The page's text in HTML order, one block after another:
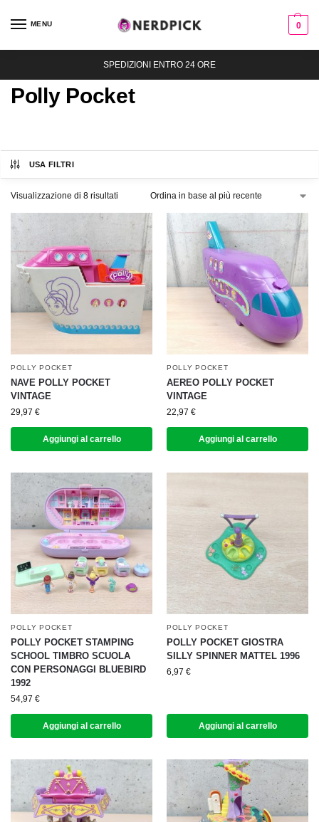
MENU 0
SPEDIZIONI ENTRO 24 ORE
Polly Pocket
USA FILTRI
Visualizzazione di 8 risultati
POLLY POCKET
NAVE POLLY POCKET
VINTAGE
29,97 €
Aggiungi al carrello
POLLY POCKET
AEREO POLLY POCKET
VINTAGE
22,97 €
Aggiungi al carrello
POLLY POCKET
POLLY POCKET STAMPING
SCHOOL TIMBRO SCUOLA
CON PERSONAGGI BLUEBIRD
1992
54,97 €
Aggiungi al carrello
POLLY POCKET
POLLY POCKET GIOSTRA
SILLY SPINNER MATTEL 1996
6,97 €
Aggiungi al carrello